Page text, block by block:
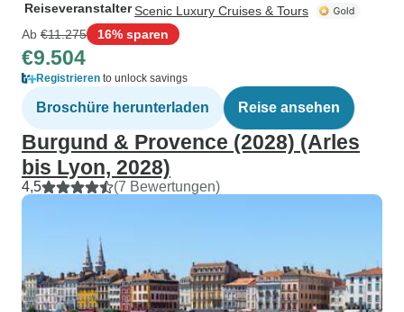
ReiseveranstalterScenic Luxury Cruises & Tours
Ab €11.275 16% sparen
€9.504
Registrieren to unlock savings
Broschüre herunterladen Reise ansehen
Burgund & Provence (2028) (Arles
bis Lyon, 2028)
4,5 (7 Bewertungen)